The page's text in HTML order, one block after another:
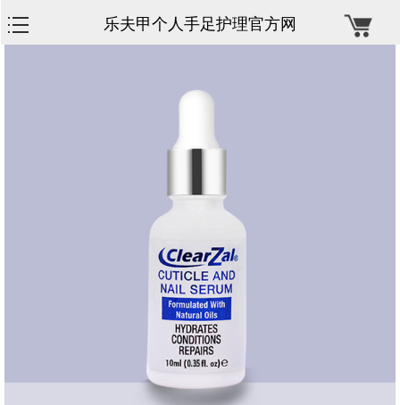
乐夫甲个人手足护理官方网